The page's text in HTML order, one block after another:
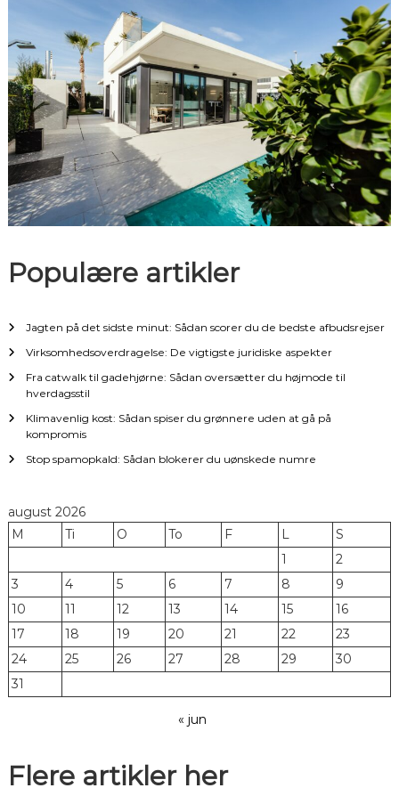
s
n
a
v
i
g
a
i
o
n
Populære artikler
Jagten på det sidste minut: Sådan scorer du de bedste afbudsrejser
Virksomhedsoverdragelse: De vigtigste juridiske aspekter
Fra catwalk til gadehjørne: Sådan oversætter du højmode til
hverdagsstil
Klimavenlig kost: Sådan spiser du grønnere uden at gå på
kompromis
Stop spamopkald: Sådan blokerer du uønskede numre
august 2026
M
Ti O To F L
S
1
2
3
4 5 6 7 8
9
10
11 12 13 14 15
16
17
18 19 20 21 22
23
24
25 26 27 28 29
30
31
« jun
Flere artikler her